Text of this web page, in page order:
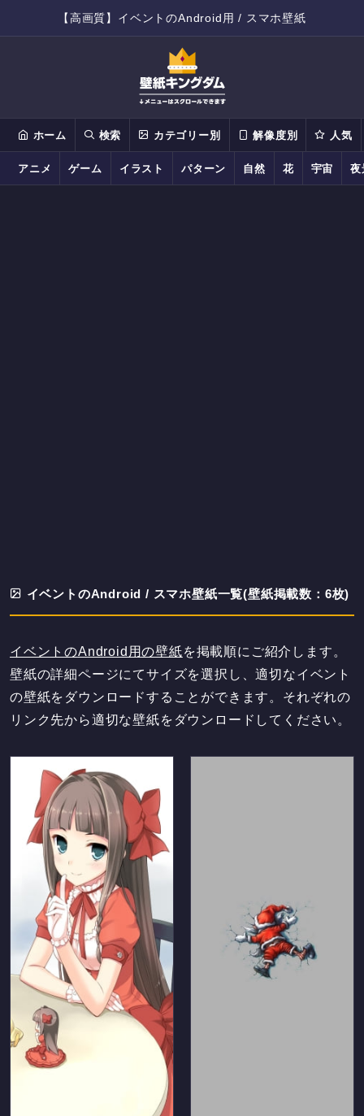
【高画質】イベントのAndroid用 / スマホ壁紙
ホーム 検索 カテゴリー別 解像度別 人気
アニメ ゲーム イラスト パターン 自然 花 宇宙 夜
イベントのAndroid / スマホ壁紙一覧(壁紙掲載数：6枚)
イベントのAndroid用の壁紙を掲載順にご紹介します。
壁紙の詳細ページにてサイズを選択し、適切なイベント
の壁紙をダウンロードすることができます。それぞれの
リンク先から適切な壁紙をダウンロードしてください。